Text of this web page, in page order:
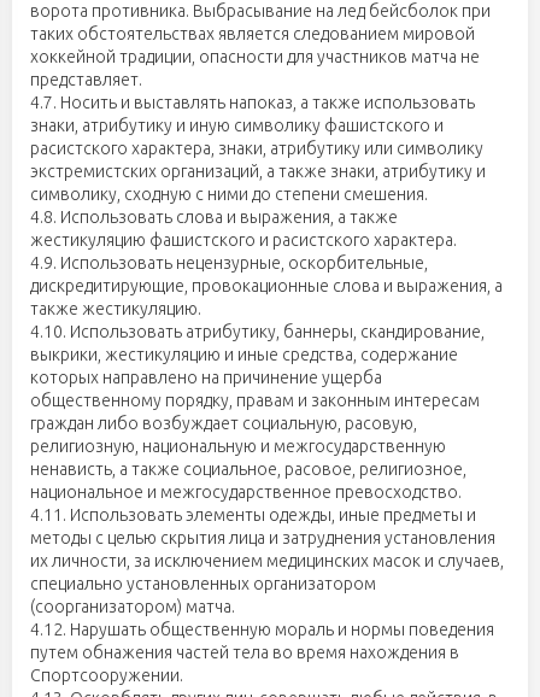
ворота противника. Выбрасывание на лед бейсболок при
таких обстоятельствах является следованием мировой
хоккейной традиции, опасности для участников матча не
представляет.
4.7. Носить и выставлять напоказ, а также использовать
знаки, атрибутику и иную символику фашистского и
расистского характера, знаки, атрибутику или символику
экстремистских организаций, а также знаки, атрибутику и
символику, сходную с ними до степени смешения.
4.8. Использовать слова и выражения, а также
жестикуляцию фашистского и расистского характера.
4.9. Использовать нецензурные, оскорбительные,
дискредитирующие, провокационные слова и выражения, а
также жестикуляцию.
4.10. Использовать атрибутику, баннеры, скандирование,
выкрики, жестикуляцию и иные средства, содержание
которых направлено на причинение ущерба
общественному порядку, правам и законным интересам
граждан либо возбуждает социальную, расовую,
религиозную, национальную и межгосударственную
ненависть, а также социальное, расовое, религиозное,
национальное и межгосударственное превосходство.
4.11. Использовать элементы одежды, иные предметы и
методы с целью скрытия лица и затруднения установления
их личности, за исключением медицинских масок и случаев,
специально установленных организатором
(соорганизатором) матча.
4.12. Нарушать общественную мораль и нормы поведения
путем обнажения частей тела во время нахождения в
Спортсооружении.